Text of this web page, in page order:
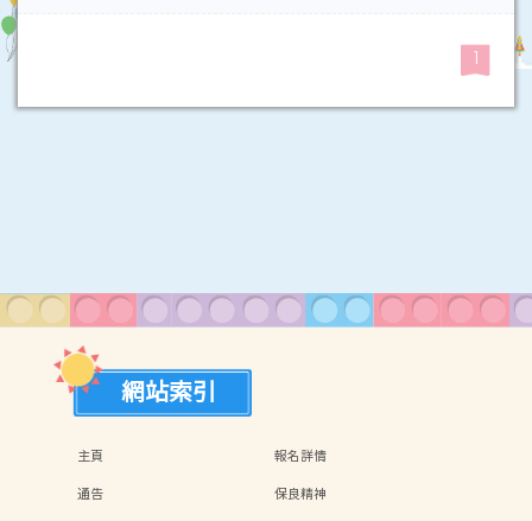
1
網站索引
主頁
報名詳情
通告
保良精神